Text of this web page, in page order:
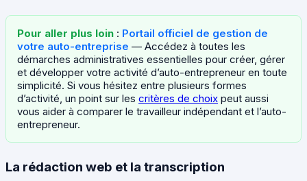
Pour aller plus loin : Portail officiel de gestion de
votre auto-entreprise — Accédez à toutes les
démarches administratives essentielles pour créer, gérer
et développer votre activité d’auto-entrepreneur en toute
simplicité. Si vous hésitez entre plusieurs formes
d’activité, un point sur les critères de choix peut aussi
vous aider à comparer le travailleur indépendant et l’auto-
entrepreneur.
La rédaction web et la transcription